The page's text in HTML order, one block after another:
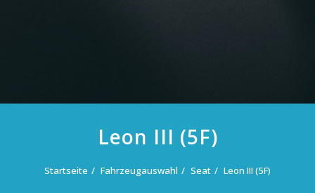
Leon III (5F)
Startseite Fahrzeugauswahl Seat Leon III (5F)